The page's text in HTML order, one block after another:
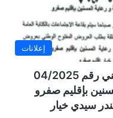
إعلانات
إعلان عن طلب عروض مفتوح وطني رقم 04/2025
بإقليم صفرو
سيدي خيار